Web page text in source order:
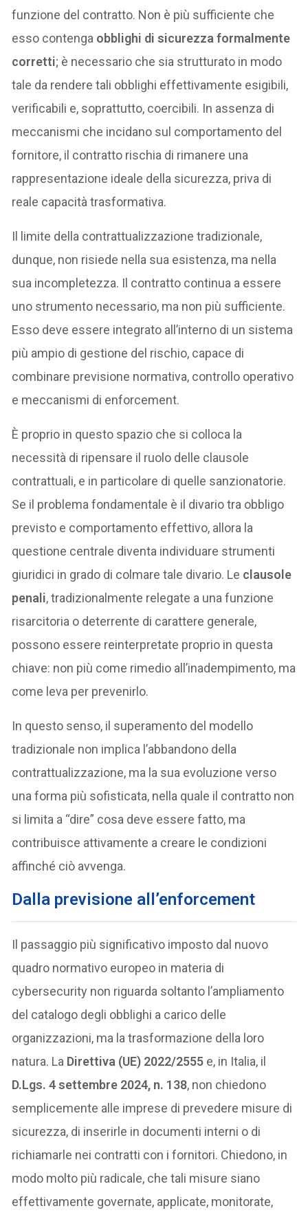
funzione del contratto. Non è più sufficiente che
esso contenga obblighi di sicurezza formalmente
corretti; è necessario che sia strutturato in modo
tale da rendere tali obblighi effettivamente esigibili,
verificabili e, soprattutto, coercibili. In assenza di
meccanismi che incidano sul comportamento del
fornitore, il contratto rischia di rimanere una
rappresentazione ideale della sicurezza, priva di
reale capacità trasformativa.
Il limite della contrattualizzazione tradizionale,
dunque, non risiede nella sua esistenza, ma nella
sua incompletezza. Il contratto continua a essere
uno strumento necessario, ma non più sufficiente.
Esso deve essere integrato all’interno di un sistema
più ampio di gestione del rischio, capace di
combinare previsione normativa, controllo operativo
e meccanismi di enforcement.
È proprio in questo spazio che si colloca la
necessità di ripensare il ruolo delle clausole
contrattuali, e in particolare di quelle sanzionatorie.
Se il problema fondamentale è il divario tra obbligo
previsto e comportamento effettivo, allora la
questione centrale diventa individuare strumenti
giuridici in grado di colmare tale divario. Le clausole
penali, tradizionalmente relegate a una funzione
risarcitoria o deterrente di carattere generale,
possono essere reinterpretate proprio in questa
chiave: non più come rimedio all’inadempimento, ma
come leva per prevenirlo.
In questo senso, il superamento del modello
tradizionale non implica l’abbandono della
contrattualizzazione, ma la sua evoluzione verso
una forma più sofisticata, nella quale il contratto non
si limita a “dire” cosa deve essere fatto, ma
contribuisce attivamente a creare le condizioni
affinché ciò avvenga.
Dalla previsione all’enforcement
Il passaggio più significativo imposto dal nuovo
quadro normativo europeo in materia di
cybersecurity non riguarda soltanto l’ampliamento
del catalogo degli obblighi a carico delle
organizzazioni, ma la trasformazione della loro
natura. La Direttiva (UE) 2022/2555 e, in Italia, il
D.Lgs. 4 settembre 2024, n. 138, non chiedono
semplicemente alle imprese di prevedere misure di
sicurezza, di inserirle in documenti interni o di
richiamarle nei contratti con i fornitori. Chiedono, in
modo molto più radicale, che tali misure siano
effettivamente governate, applicate, monitorate,